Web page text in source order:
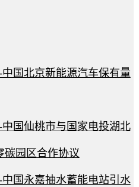
国北京新能源汽车保有量
国仙桃市与国家电投湖北
碳园区合作协议
国永嘉抽水蓄能电站引水